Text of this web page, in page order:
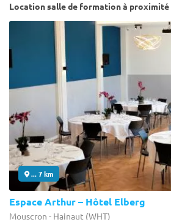
Location salle de formation à
... 7 km
Espace Arthur – Hôtel Elberg
Mouscron - Hainaut (WHT)